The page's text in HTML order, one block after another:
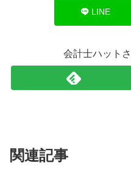
LINE
会計士ハット
関連記事